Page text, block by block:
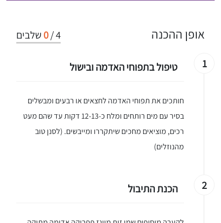
4
/
0 שלבים אופן ההכנה
1 טיפול בתפוחי האדמה ובישול
חותכים את תפוחי האדמה לחצאים או רבעים ומבשלים
בסיר עם מים רותחים ומלח כ-12-13 דקות עד שהם מעט
רכים, מוציאים מחכים שיתקררו ומייבשים. (לסנן טוב
מהנוזלים)
2 הכנת התיבול